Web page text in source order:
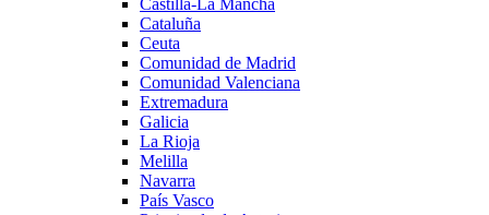
Cataluña
Ceuta
Comunidad de Madrid
Comunidad Valenciana
Extremadura
Galicia
La Rioja
Melilla
Navarra
País Vasco